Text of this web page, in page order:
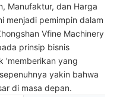
Manufaktur, dan Harga
menjadi pemimpin dalam
Vfine Machinery
prinsip bisnis
'memberikan yang
yakin bahwa
di masa depan.